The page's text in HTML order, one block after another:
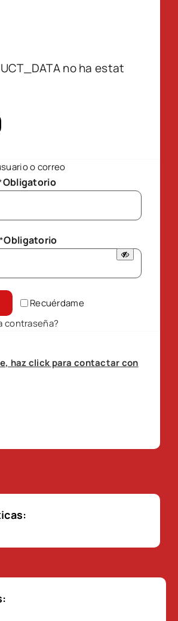
no ha estat
o correo
Obligatorio
*Obligatorio
Recuérdame
contraseña?
haz click para contactar con